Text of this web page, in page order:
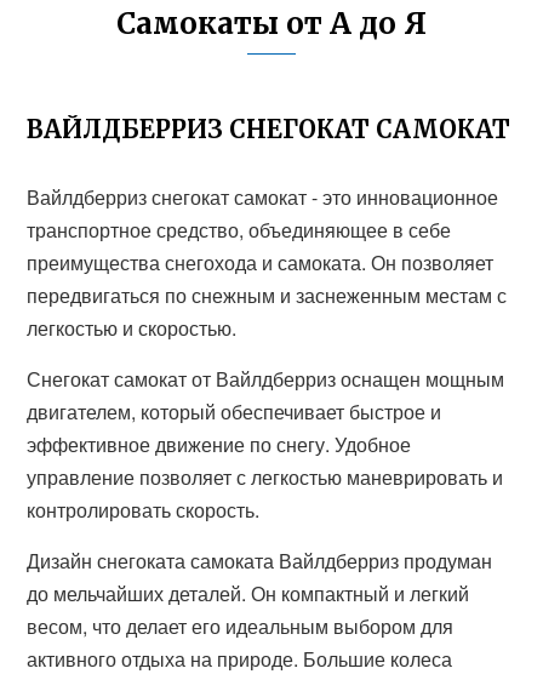
Самокаты от А до Я
ВАЙЛДБЕРРИЗ СНЕГОКАТ САМОКАТ
Вайлдберриз снегокат самокат - это инновационное
транспортное средство, объединяющее в себе
преимущества снегохода и самоката. Он позволяет
передвигаться по снежным и заснеженным местам с
легкостью и скоростью.
Снегокат самокат от Вайлдберриз оснащен мощным
двигателем, который обеспечивает быстрое и
эффективное движение по снегу. Удобное
управление позволяет с легкостью маневрировать и
контролировать скорость.
Дизайн снегоката самоката Вайлдберриз продуман
до мельчайших деталей. Он компактный и легкий
весом, что делает его идеальным выбором для
активного отдыха на природе. Большие колеса